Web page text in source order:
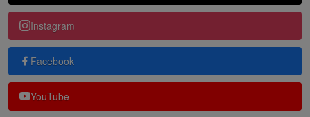
Instagram
Facebook
YouTube